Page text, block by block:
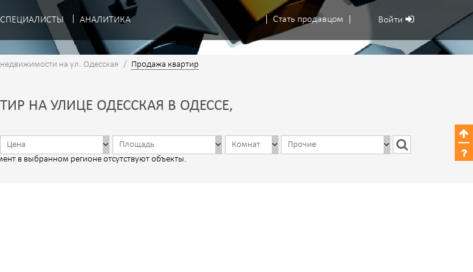
Стать продавцом Войти
СПЕЦИАЛИСТЫ АНАЛИТИКА
на ул. Одесская / Продажа квартир
НА УЛИЦЕ ОДЕССКАЯ В ОДЕССЕ,
в выбранном регионе отсутствуют объекты.